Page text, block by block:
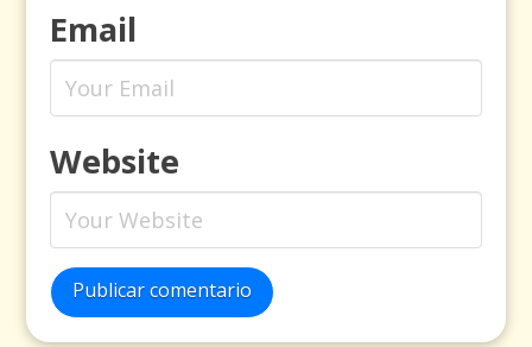
Email
Website
Publicar comentario